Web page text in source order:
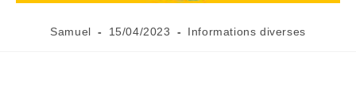
Samuel 15/04/2023 Informations diverses